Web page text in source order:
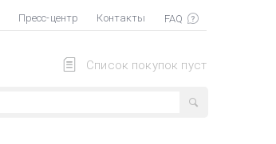
Пресс-центр Контакты
Список покупок пуст